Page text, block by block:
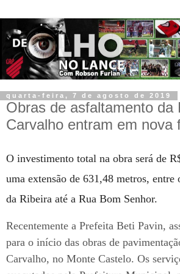
quarta-feira, 7 de agosto de 2019
Obras de asfaltamento da
Carvalho entram em nova
O investimento total na obra será de
uma extensão de 631,48 metros, entre
da Ribeira até a Rua Bom Senhor.
Recentemente a Prefeita Beti Pavin,
para o início das obras de
Carvalho, no Monte Castelo. Os